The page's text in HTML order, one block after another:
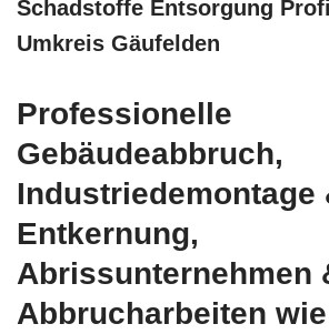
Schadstoffe Entsorgung
Umkreis Gäufelden
Professionelle
Gebäudeabbruch,
Industriedemontage
Entkernung,
Abrissunternehmen
Abbrucharbeiten